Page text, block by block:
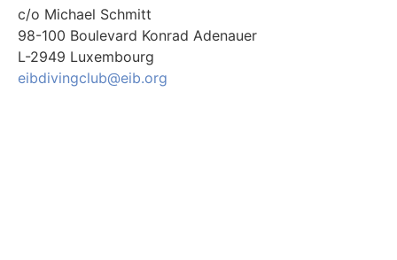
c/o Michael Schmitt
98-100 Boulevard Konrad Adenauer
L-2949 Luxembourg
eibdivingclub@eib.org